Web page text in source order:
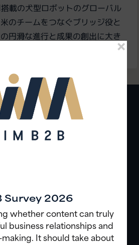
載の犬型ロボットのグローバル
のチームをつなぐブリッジ役と
円滑な進行と成果の創出に大き
Survey 2026
whether content can truly
business relationships and
It should take about